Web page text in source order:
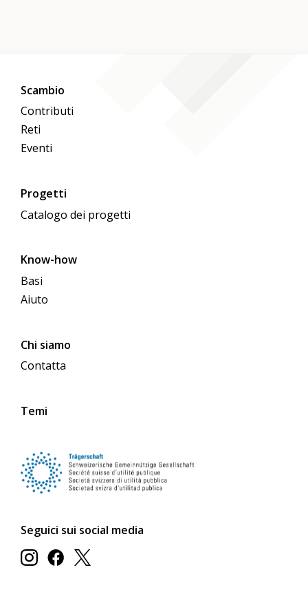
Scambio
Contributi
Reti
Eventi
Progetti
Catalogo dei progetti
Know-how
Basi
Aiuto
Chi siamo
Contatta
Temi
Seguici sui social media